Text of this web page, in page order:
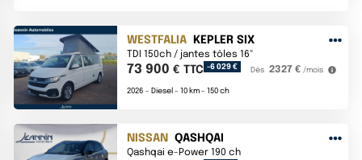
WESTFALIA KEPLER SIX
TDI 150ch / jantes tôles 16"
73 900 € TTC -6 029 € Dès 2327 € /mois
2026 - Diesel - 10 km - 150 ch
NISSAN QASHQAI
Qashqai e-Power 190 ch